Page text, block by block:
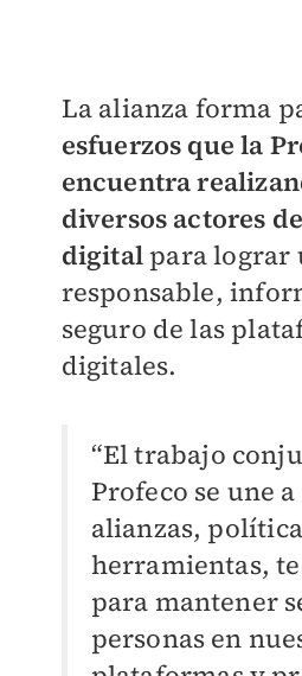
La alianza forma
esfuerzos que la
encuentra
diversos actores
digitalpara lograr
responsable,
seguro de las
digitales.
“El trabajo
Profeco se une
alianzas,
herramientas,
para mantener
personas en